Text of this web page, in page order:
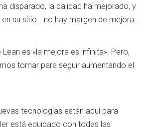
disparado, la calidad ha mejorado, y
su sitio… no hay margen de mejora…
es «la mejora es infinita». Pero,
tomar para seguir aumentando el
tecnologías están aquí para
está equipado con todas las